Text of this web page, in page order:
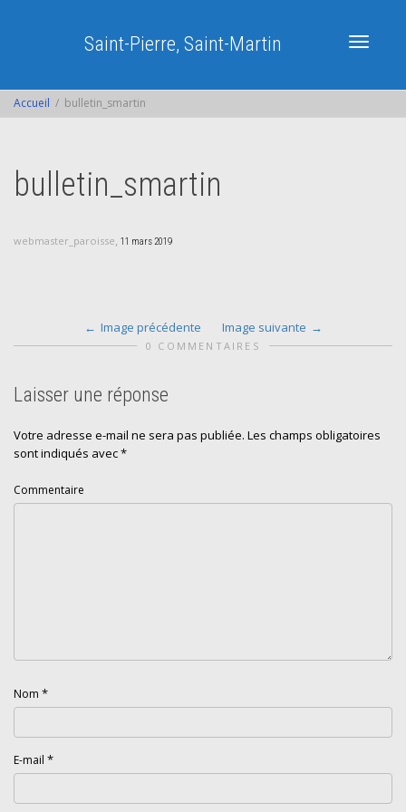
Saint-Pierre, Saint-Martin
Accueil bulletin_smartin
bulletin_smartin
webmaster_paroisse, 11 mars 2019
Image précédente Image suivante
0 COMMENTAIRES
Laisser une réponse
Votre adresse e-mail ne sera pas publiée. Les champs obligatoires
sont indiqués avec*
Commentaire
Nom *
E-mail *